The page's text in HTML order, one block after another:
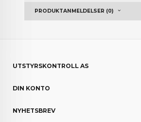
PRODUKTANMELDELSER (0)
UTSTYRSKONTROLL AS
DIN KONTO
NYHETSBREV